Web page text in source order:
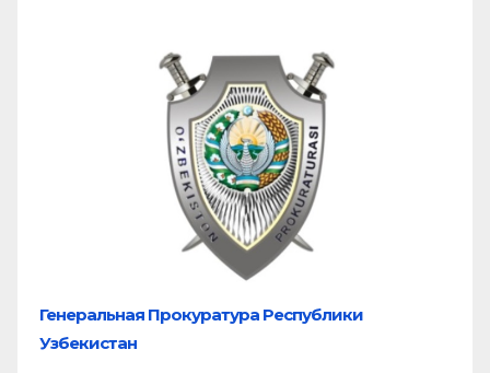
Генеральная Прокуратура Республики
Узбекистан